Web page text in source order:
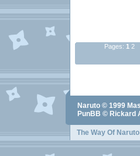
Pages: 1 2
Naruto © 1999
PunBB © Rickard
The Way Of Naruto